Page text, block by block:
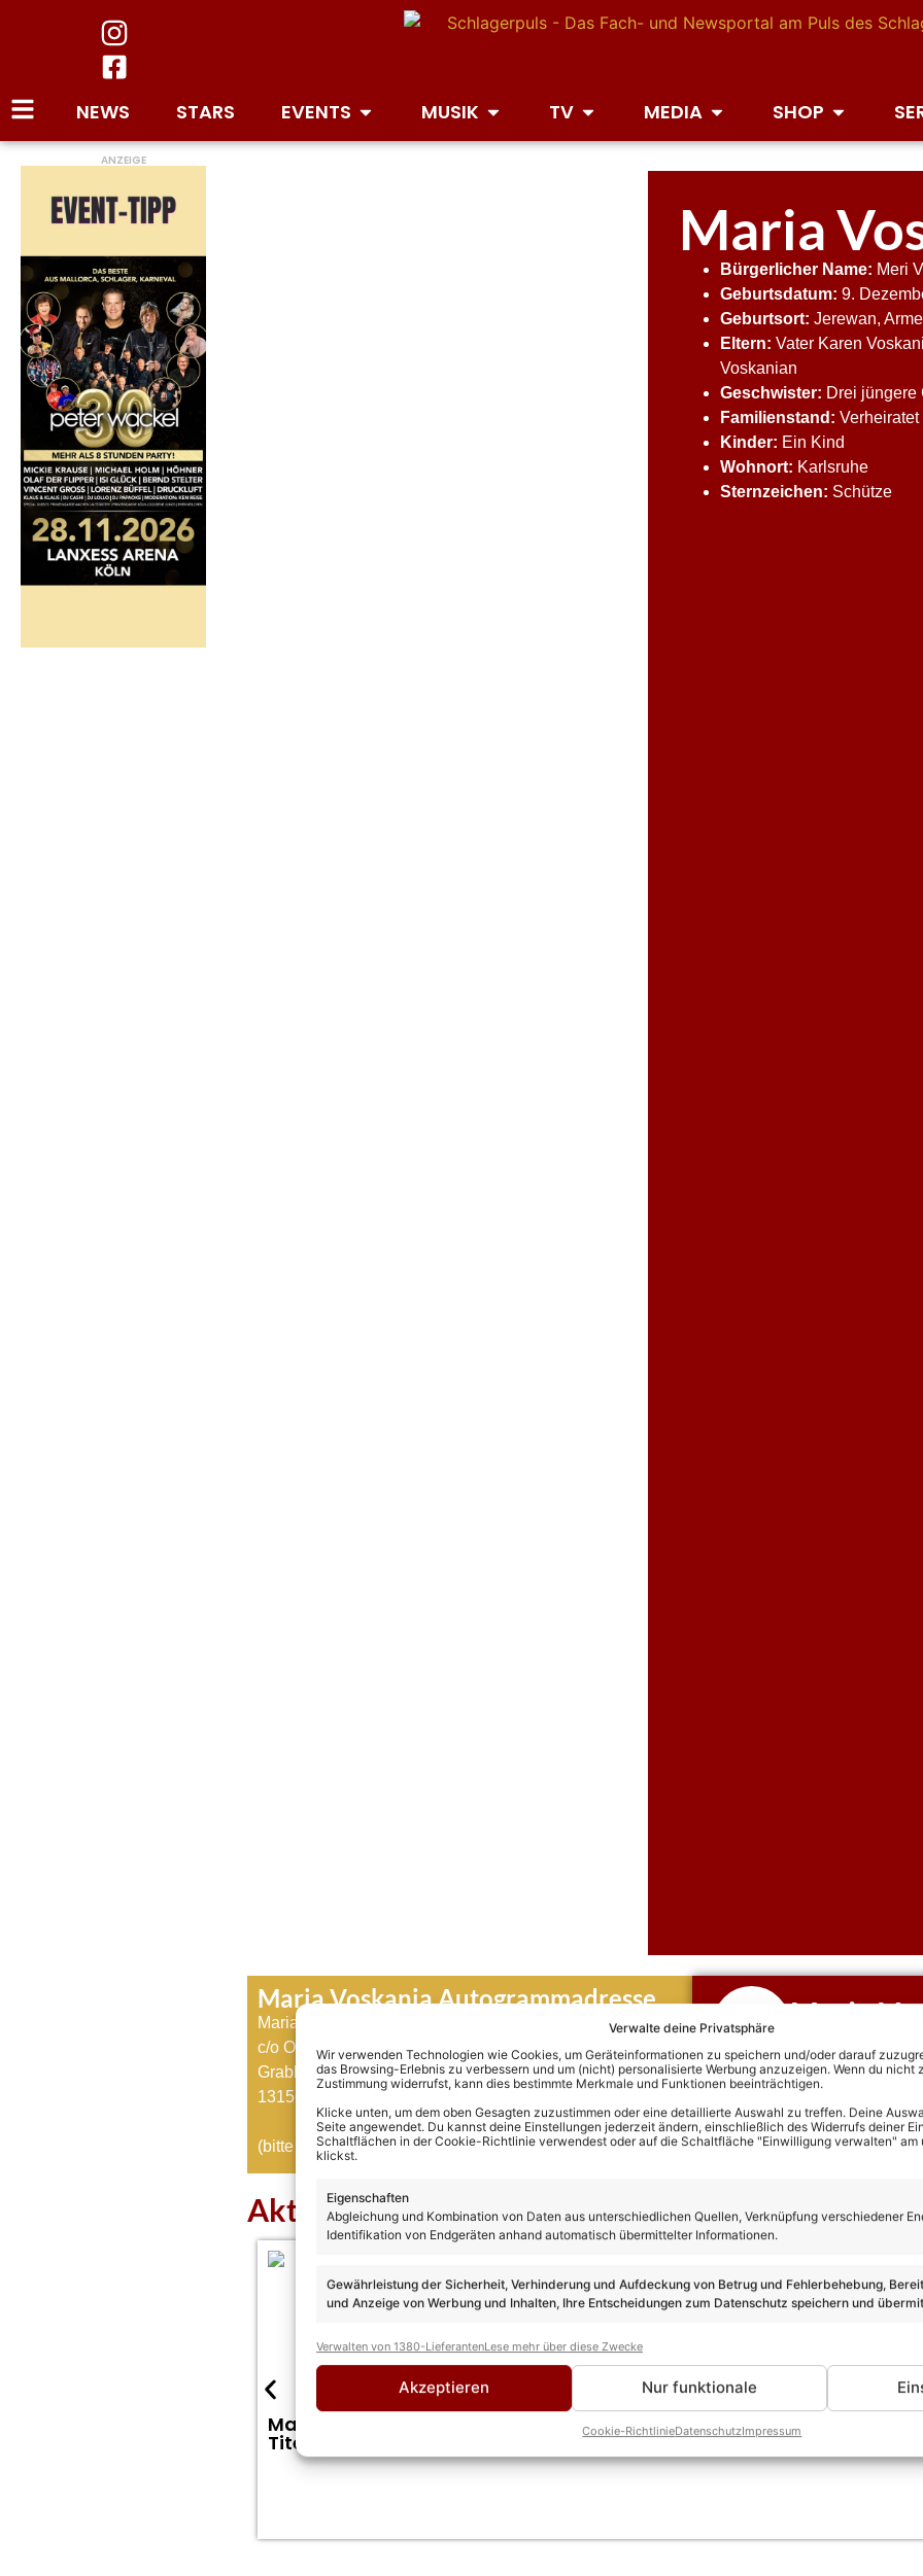
Verwalte deine Privatsphäre
Wir verwenden Technologien wie Cookies, um Geräteinformationen zu speichern und/oder darauf
das Browsing-Erlebnis zu verbessern und um (nicht) personalisierte Werbung anzuzeigen. Wenn du nicht
Zustimmung widerrufst, kann dies bestimmte Merkmale und Funktionen beeinträchtigen.
Klicke unten, um dem oben Gesagten zuzustimmen oder eine detaillierte Auswahl zu treffen. Deine
Seite angewendet. Du kannst deine Einstellungen jederzeit ändern, einschließlich des Widerrufs deiner
Schaltflächen in der Cookie-Richtlinie verwendest oder auf die Schaltfläche "Einwilligung verwalten" am
klickst.
Eigenschaften
Abgleichung und Kombination von Daten aus unterschiedlichen Quellen, Verknüpfung verschiedener
Identifikation von Endgeräten anhand automatisch übermittelter Informationen.
Gewährleistung der Sicherheit, Verhinderung und Aufdeckung von Betrug und Fehlerbehebung,
und Anzeige von Werbung und Inhalten, Ihre Entscheidungen zum Datenschutz speichern und
Verwalten von 1380-LieferantenLese mehr über diese Zwecke
Akzeptieren Nur funktionale
Cookie-RichtlinieDatenschutzImpressum
NEWS STARS EVENTS MUSIK TV MEDIA SHOP
ANZEIGE
Maria
Bürgerlicher Name: Meri
Geburtsdatum: 9.
Geburtsort: Jerewan,
Eltern: Vater Karen
Voskanian
Geschwister: Drei jüngere
Familienstand:
Kinder: Ein Kind
Wohnort: Karlsruhe
Sternzeichen: Schütze
Maria Voskania Autogrammadresse
Maria Voskania
c/o Osnaton Records GmbH
Grabbeallee 15
13156 Berlin
(bitte frankierten Rückumschlag beilegen)
Maria
Termine von
Aktuelles über Maria Voskania
Maria Voskania meldet sich mit neuen Song „Erster letzter Kuss“
Titel